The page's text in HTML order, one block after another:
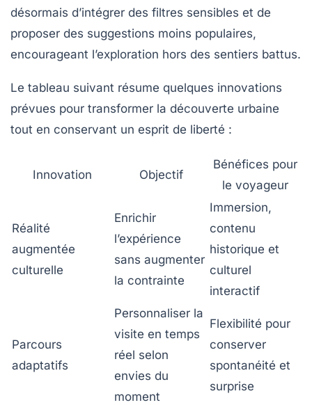
désormais d’intégrer des filtres sensibles et de
proposer des suggestions moins populaires,
encourageant l’exploration hors des sentiers battus.
Le tableau suivant résume quelques innovations
prévues pour transformer la découverte urbaine
tout en conservant un esprit de liberté :
Innovation Objectif
Bénéfices pour
le voyageur
Réalité
augmentée
culturelle
Enrichir
l’expérience
sans augmenter
la contrainte
Immersion,
contenu
historique et
culturel
interactif
Parcours
adaptatifs
Personnaliser la
visite en temps
réel selon
envies du
moment
Flexibilité pour
conserver
spontanéité et
surprise